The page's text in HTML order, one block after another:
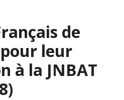
de
pour leur
à la JNBAT